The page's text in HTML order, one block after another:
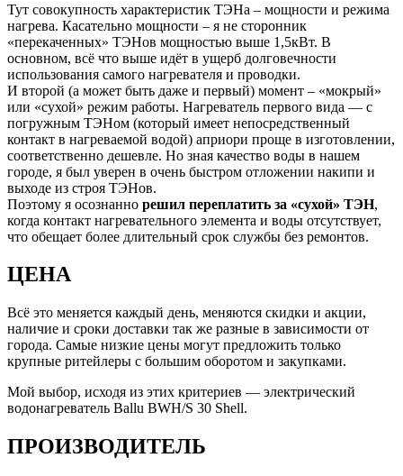
Тут совокупность характеристик ТЭНа – мощности и режима
нагрева. Касательно мощности – я не сторонник
«перекаченных» ТЭНов мощностью выше 1,5кВт. В
основном, всё что выше идёт в ущерб долговечности
использования самого нагревателя и проводки.
И второй (а может быть даже и первый) момент – «мокрый»
или «сухой» режим работы. Нагреватель первого вида — с
погружным ТЭНом (который имеет непосредственный
контакт в нагреваемой водой) априори проще в изготовлении,
соответственно дешевле. Но зная качество воды в нашем
городе, я был уверен в очень быстром отложении накипи и
выходе из строя ТЭНов.
Поэтому я осознанно решил переплатить за «сухой» ТЭН,
когда контакт нагревательного элемента и воды отсутствует,
что обещает более длительный срок службы без ремонтов.
ЦЕНА
Всё это меняется каждый день, меняются скидки и акции,
наличие и сроки доставки так же разные в зависимости от
города. Самые низкие цены могут предложить только
крупные ритейлеры с большим оборотом и закупками.
Мой выбор, исходя из этих критериев — электрический
водонагреватель Ballu BWH/S 30 Shell.
ПРОИЗВОДИТЕЛЬ